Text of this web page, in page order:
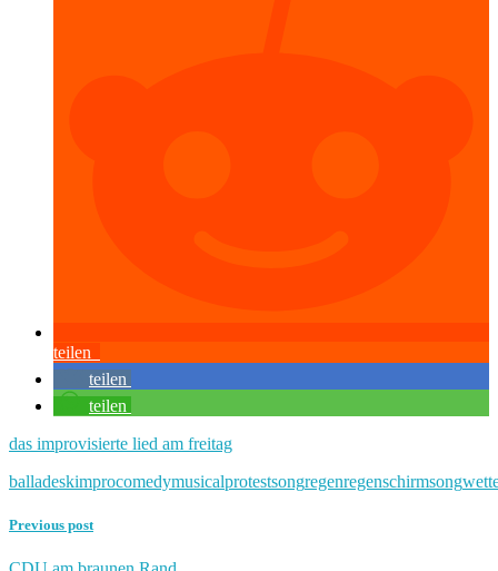
teilen
teilen
teilen
das improvisierte lied am freitag
balladeskimprocomedymusicalprotestsongregenregenschirmsong
Previous post